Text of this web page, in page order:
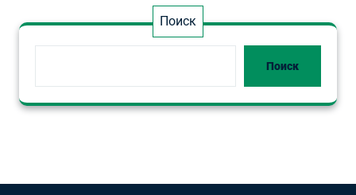
Поиск
Поиск